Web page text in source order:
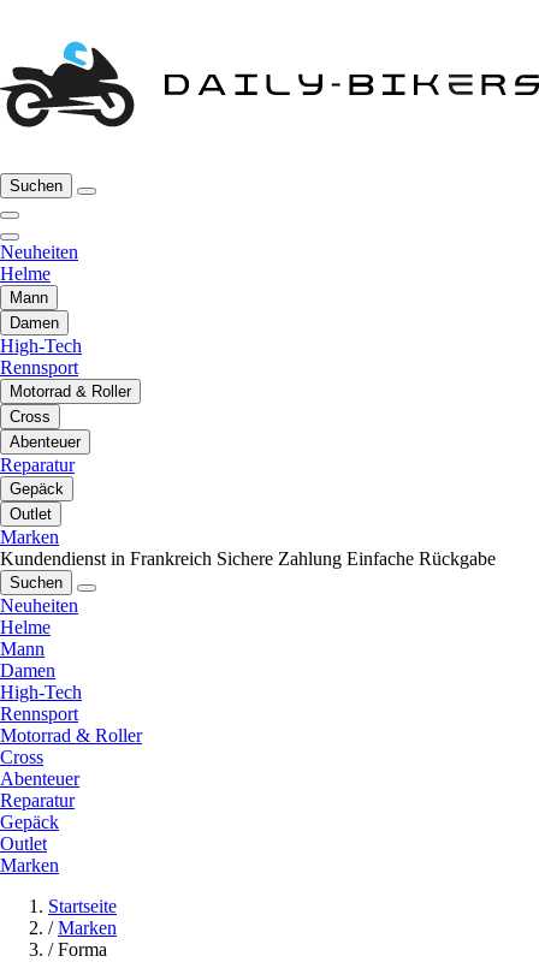
Suchen
Neuheiten
Helme
Mann
Damen
High-Tech
Rennsport
Motorrad & Roller
Cross
Abenteuer
Reparatur
Gepäck
Outlet
Marken
Kundendienst in Frankreich Sichere Zahlung Einfache Rückgabe
Suchen
Neuheiten
Helme
Mann
Damen
High-Tech
Rennsport
Motorrad & Roller
Cross
Abenteuer
Reparatur
Gepäck
Outlet
Marken
Startseite
/ Marken
/ Forma